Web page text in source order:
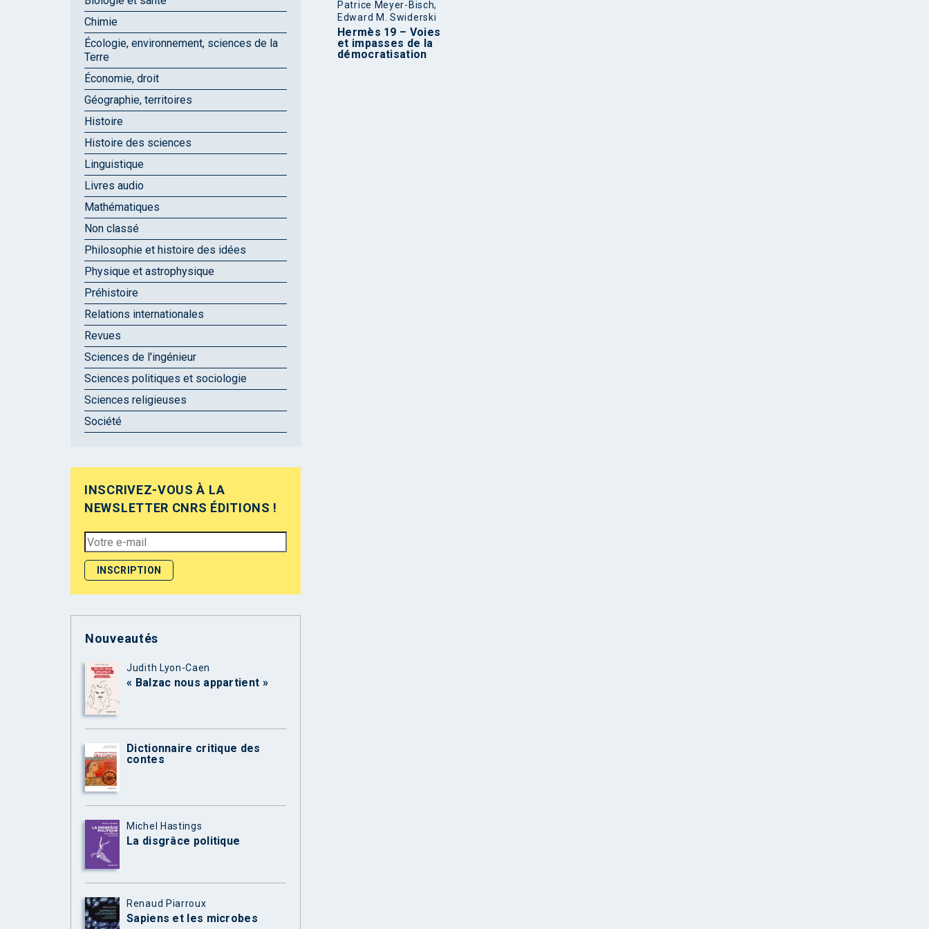
Patrice Meyer-Bisch,
Edward M. Swiderski
Hermès 19 – Voies
et impasses de la
démocratisation
Chimie
Écologie, environnement, sciences de la
Terre
Économie, droit
Géographie, territoires
Histoire
Histoire des sciences
Linguistique
Livres audio
Mathématiques
Non classé
Philosophie et histoire des idées
Physique et astrophysique
Préhistoire
Relations internationales
Revues
Sciences de l'ingénieur
Sciences politiques et sociologie
Sciences religieuses
Société
INSCRIVEZ-VOUS À LA
NEWSLETTER CNRS ÉDITIONS !
Nouveautés
Judith Lyon-Caen
« Balzac nous appartient »
Dictionnaire critique des
contes
Michel Hastings
La disgrâce politique
Renaud Piarroux
Sapiens et les microbes